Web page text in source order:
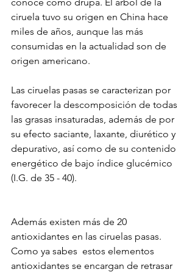
ciruela tuvo su origen en China hace
miles de años, aunque las más
consumidas en la actualidad son de
origen americano.
Las ciruelas pasas se caracterizan por
favorecer la descomposición de todas
las grasas insaturadas, además de por
su efecto saciante, laxante, diurético y
depurativo, así como de su contenido
energético de bajo índice glucémico
(I.G. de 35 - 40).
Además existen más de 20
antioxidantes en las ciruelas pasas.
Como ya sabes  estos elementos
antioxidantes se encargan de retrasar